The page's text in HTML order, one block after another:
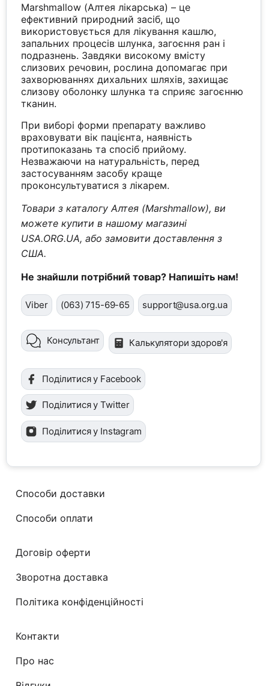
Marshmallow (Алтея лікарська) – це
ефективний природний засіб, що
використовується для лікування кашлю,
запальних процесів шлунка, загоєння ран і
подразнень. Завдяки високому вмісту
слизових речовин, рослина допомагає при
захворюваннях дихальних шляхів, захищає
слизову оболонку шлунка та сприяє загоєнню
тканин.
При виборі форми препарату важливо
враховувати вік пацієнта, наявність
протипоказань та спосіб прийому.
Незважаючи на натуральність, перед
застосуванням засобу краще
проконсультуватися з лікарем.
Товари з каталогу Алтея (Marshmallow), ви
можете купити в нашому магазині
USA.ORG.UA, або замовити доставлення з
США.
Не знайшли потрібний товар? Напишіть нам!
Viber (063) 715-69-65 support@usa.org.ua
Консультант Калькулятори здоров'я
Поділитися у Facebook
Поділитися у Twitter
Поділитися у Instagram
Способи доставки
Способи оплати
Договір оферти
Зворотна доставка
Політика конфіденційності
Контакти
Про нас